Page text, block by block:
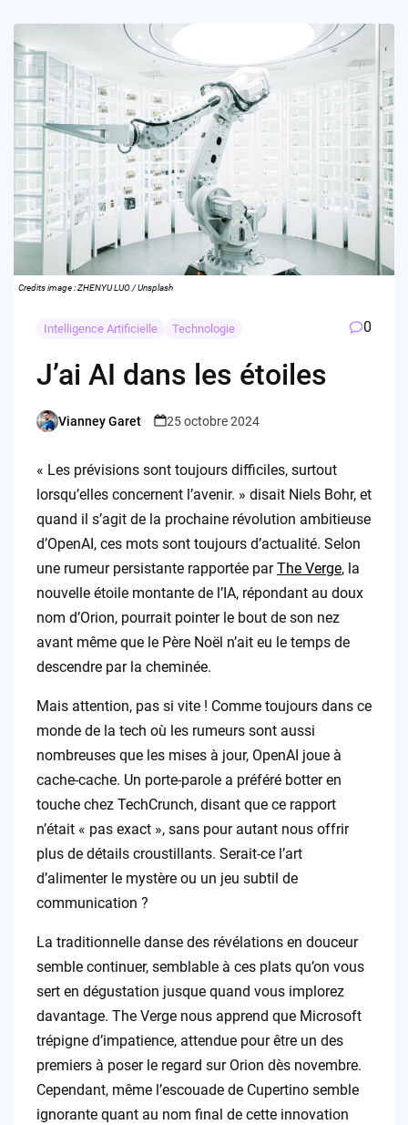
Credits image : ZHENYU LUO / Unsplash
Intelligence Artificielle Technologie 0
J’ai AI dans les étoiles
Posted
Vianney Garet 25 octobre 2024
« Les prévisions sont toujours difficiles, surtout
lorsqu’elles concernent l’avenir. » disait Niels Bohr, et
quand il s’agit de la prochaine révolution ambitieuse
d’OpenAI, ces mots sont toujours d’actualité. Selon
une rumeur persistante rapportée parThe Verge, la
nouvelle étoile montante de l’IA, répondant au doux
nom d’Orion, pourrait pointer le bout de son nez
avant même que le Père Noël n’ait eu le temps de
descendre par la cheminée.
Mais attention, pas si vite ! Comme toujours dans ce
monde de la tech où les rumeurs sont aussi
nombreuses que les mises à jour, OpenAI joue à
cache-cache. Un porte-parole a préféré botter en
touche chez TechCrunch, disant que ce rapport
n’était « pas exact », sans pour autant nous offrir
plus de détails croustillants. Serait-ce l’art
d’alimenter le mystère ou un jeu subtil de
communication ?
La traditionnelle danse des révélations en douceur
semble continuer, semblable à ces plats qu’on vous
sert en dégustation jusque quand vous implorez
davantage. The Verge nous apprend que Microsoft
trépigne d’impatience, attendue pour être un des
premiers à poser le regard sur Orion dès novembre.
Cependant, même l’escouade de Cupertino semble
ignorante quant au nom final de cette innovation